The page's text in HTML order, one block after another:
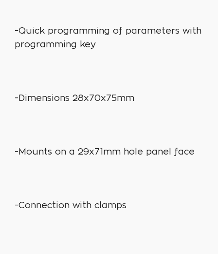
-Quick programming of parameters with
programming key
-Dimensions 28x70x75mm
-Mounts on a 29x71mm hole panel face
-Connection with clamps